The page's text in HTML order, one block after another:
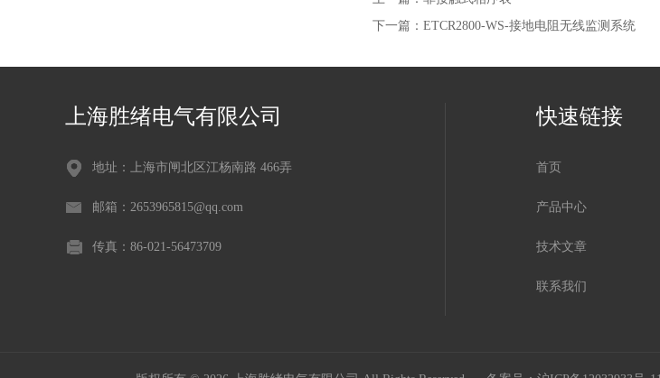
下一篇： ETCR2800-WS-接地电阻无线监测系统
上海胜绪电气有限公司
地址：上海市闸北区江杨南路 466弄
邮箱：2653965815@qq.com
传真：86-021-56473709
快速链接
首页
产品中心
技术文章
联系我们